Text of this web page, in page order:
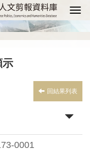
選
示
回結果列表
0001